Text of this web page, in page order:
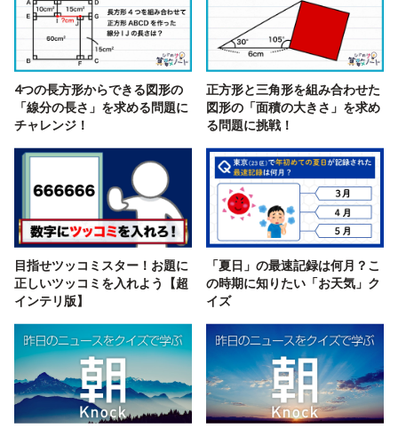
4つの長方形からできる図形の
「線分の長さ」を求める問題に
チャレンジ！
正方形と三角形を組み合わせた
図形の「面積の大きさ」を求め
る問題に挑戦！
目指せツッコミスター！お題に
正しいツッコミを入れよう【超
インテリ版】
「夏日」の最速記録は何月？こ
の時期に知りたい「お天気」ク
イズ